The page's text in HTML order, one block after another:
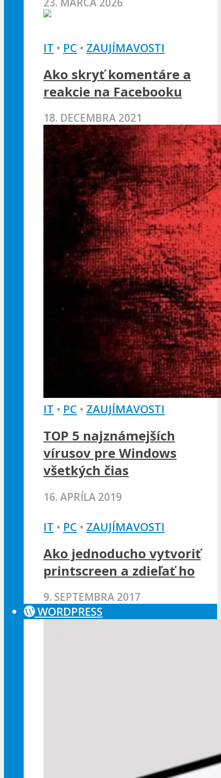
IT • PC • ZAUJÍMAVOSTI
Ako skryť komentáre a
reakcie na Facebooku
18. DECEMBRA 2021
IT • PC • ZAUJÍMAVOSTI
TOP 5 najznámejších
vírusov pre Windows
všetkých čias
16. APRÍLA 2019
IT • PC • ZAUJÍMAVOSTI
Ako jednoducho vytvoriť
printscreen a zdieľať ho
9. SEPTEMBRA 2017
WORDPRESS